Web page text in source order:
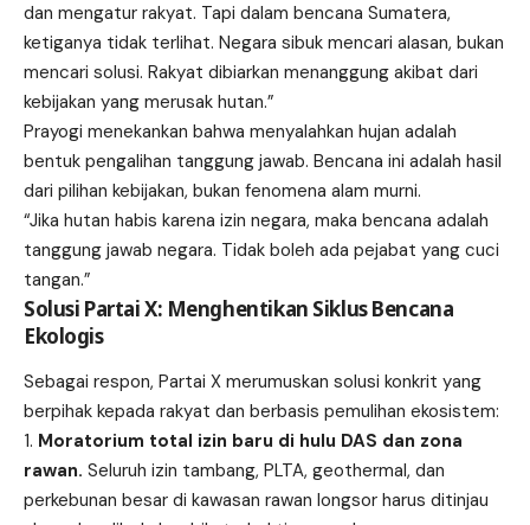
dan mengatur rakyat. Tapi dalam bencana Sumatera,
ketiganya tidak terlihat. Negara sibuk mencari alasan, bukan
mencari solusi. Rakyat dibiarkan menanggung akibat dari
kebijakan yang merusak hutan.”
Prayogi menekankan bahwa menyalahkan hujan adalah
bentuk pengalihan tanggung jawab. Bencana ini adalah hasil
dari pilihan kebijakan, bukan fenomena alam murni.
“Jika hutan habis karena izin negara, maka bencana adalah
tanggung jawab negara. Tidak boleh ada pejabat yang cuci
tangan.”
Solusi Partai X: Menghentikan Siklus Bencana
Ekologis
Sebagai respon, Partai X merumuskan solusi konkrit yang
berpihak kepada rakyat dan berbasis pemulihan ekosistem:
Moratorium total izin baru di hulu DAS dan zona
rawan. Seluruh izin tambang, PLTA, geothermal, dan
perkebunan besar di kawasan rawan longsor harus ditinjau